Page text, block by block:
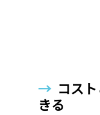
→ コス
きる